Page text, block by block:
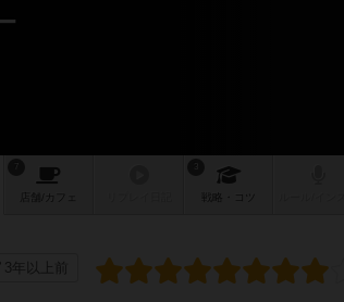
店舗/ カフェ 戦略
3年以上前